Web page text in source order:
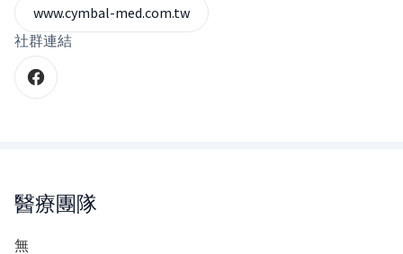
www.cymbal-med.com.tw
社群連結
醫療團隊
無